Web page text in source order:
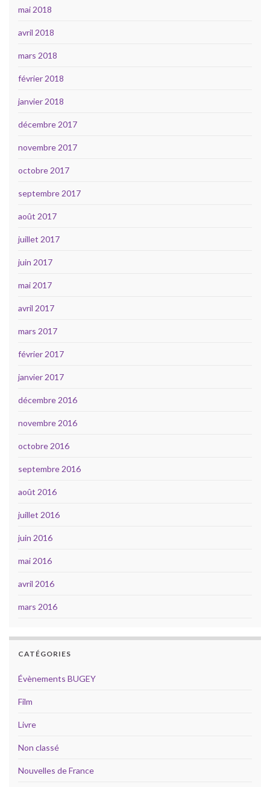
mai 2018
avril 2018
mars 2018
février 2018
janvier 2018
décembre 2017
novembre 2017
octobre 2017
septembre 2017
août 2017
juillet 2017
juin 2017
mai 2017
avril 2017
mars 2017
février 2017
janvier 2017
décembre 2016
novembre 2016
octobre 2016
septembre 2016
août 2016
juillet 2016
juin 2016
mai 2016
avril 2016
mars 2016
CATÉGORIES
Évènements BUGEY
Film
Livre
Non classé
Nouvelles de France